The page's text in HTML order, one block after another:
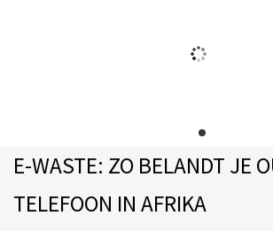
E-WASTE: ZO BELANDT JE
TELEFOON IN AFRIKA